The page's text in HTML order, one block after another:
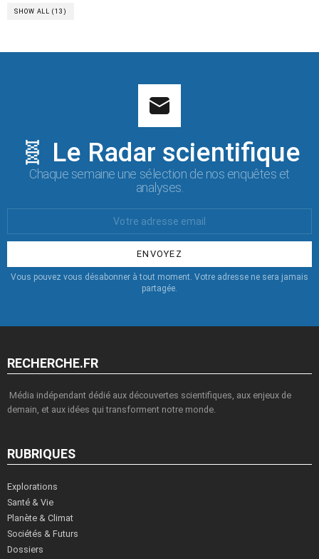
SHOW ALL (13)
🧬 Le Radar scientifique
Chaque semaine une sélection de nos enquêtes et
analyses.
:
Vous pouvez vous désabonner à tout moment. Votre adresse ne sera jamais
partagée.
RECHERCHE.FR
Média indépendant dédié aux découvertes scientifiques, aux enjeux de
demain, et aux idées qui transforment notre monde.
RUBRIQUES
Explorations
Santé & Vie
Planète & Climat
Sociétés & Futurs
Dossiers